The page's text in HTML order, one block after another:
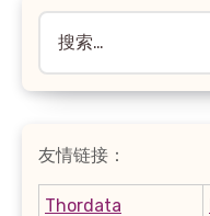
索：
友情链接：
Thordata